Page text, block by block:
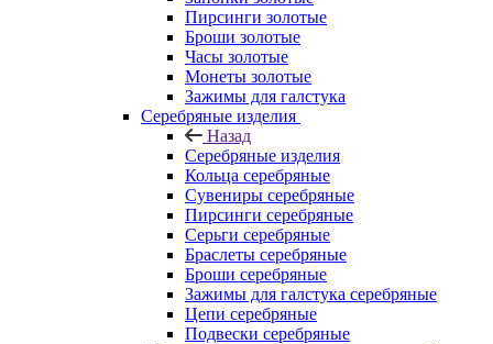
Пирсинги золотые
Броши золотые
Часы золотые
Монеты золотые
Зажимы для галстука
Серебряные изделия
Назад
Серебряные изделия
Кольца серебряные
Сувениры серебряные
Пирсинги серебряные
Серьги серебряные
Браслеты серебряные
Броши серебряные
Зажимы для галстука серебряные
Цепи серебряные
Подвески серебряные